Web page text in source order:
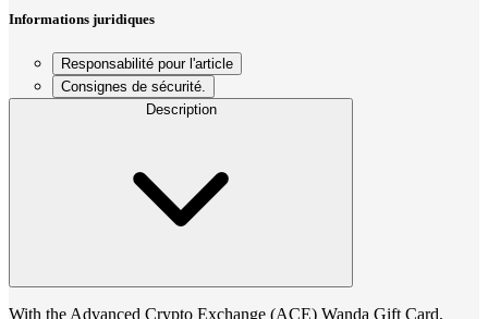
Informations juridiques
Responsabilité pour l'article
Consignes de sécurité.
Description
With the Advanced Crypto Exchange (ACE) Wanda Gift Card,